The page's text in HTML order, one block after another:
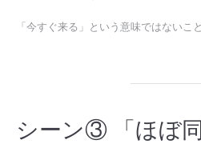
「今すぐ来る」という意味ではないこ
シーン③ 「ほぼ同